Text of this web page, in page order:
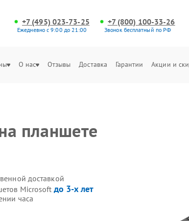
+7 (495) 023-73-25
Ежедневно с 9:00 до 21:00
+7 (800) 100-33-26
Звонок бесплатный по РФ
О нас Отзывы Доставка Гарантии Акции и
планшете
доставкой
Microsoft до 3-х лет
часа